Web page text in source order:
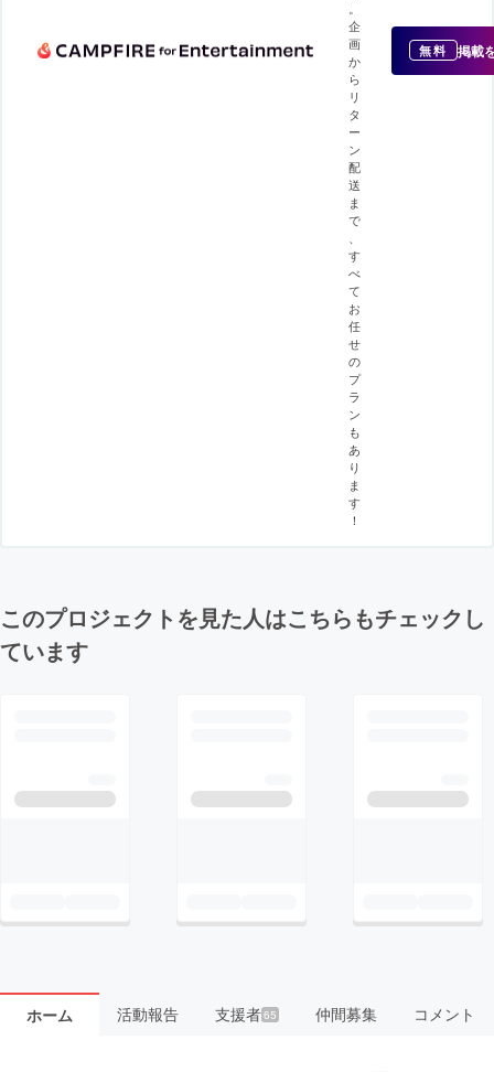
企
画
か
ら
リ
タ
ー
ン
配
送
ま
で
す
べ
て
お
任
せ
の
プ
ラ
ン
も
あ
り
ま
す
！
無料 掲載
このプロジェクトを見た人はこちらもチェックし
ています
ホーム 活動報告 支援者65 仲間募集 コメント